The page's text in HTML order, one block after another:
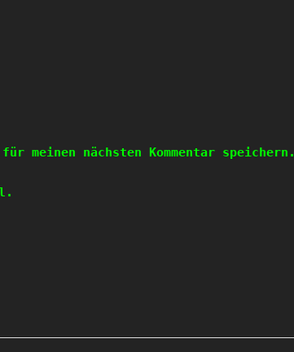
meinen nächsten Kommentar speichern.